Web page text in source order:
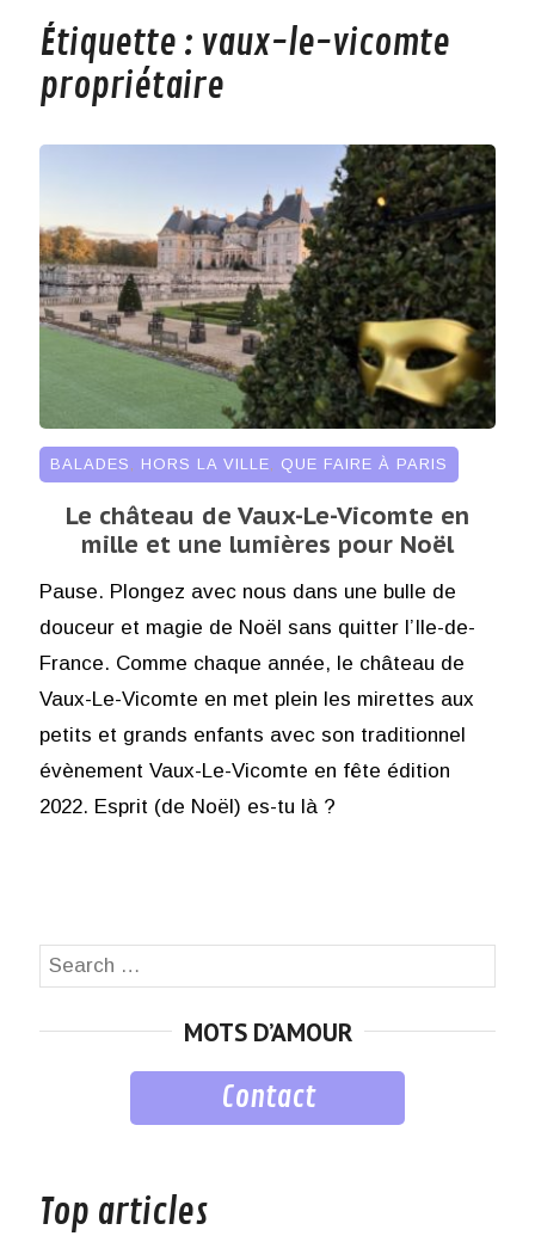
Étiquette : vaux-le-vicomte
propriétaire
BALADES HORS LA VILLE QUE FAIRE À PARIS
Le château de Vaux-Le-Vicomte en
mille et une lumières pour Noël
Pause. Plongez avec nous dans une bulle de
douceur et magie de Noël sans quitter l’Ile-de-
France. Comme chaque année, le château de
Vaux-Le-Vicomte en met plein les mirettes aux
petits et grands enfants avec son traditionnel
évènement Vaux-Le-Vicomte en fête édition
2022. Esprit (de Noël) es-tu là ?
Search
MOTS D’AMOUR
Contact
Top articles